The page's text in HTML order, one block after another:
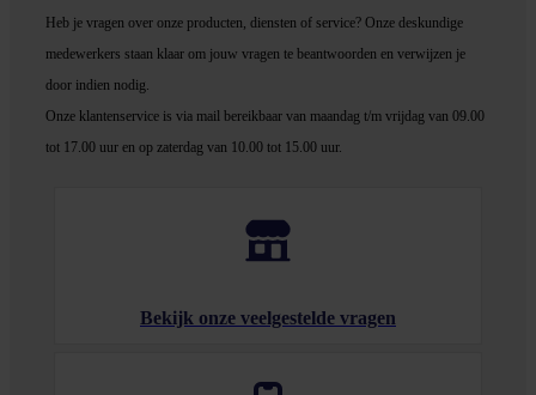
Heb je vragen over onze producten, diensten of service? Onze deskundige
medewerkers staan klaar om jouw vragen te beantwoorden en verwijzen je
door indien nodig.
Onze klantenservice is via mail bereikbaar van maandag t/m vrijdag van 09.00
tot 17.00 uur en op zaterdag van 10.00 tot 15.00 uur.
Bekijk onze veelgestelde vragen